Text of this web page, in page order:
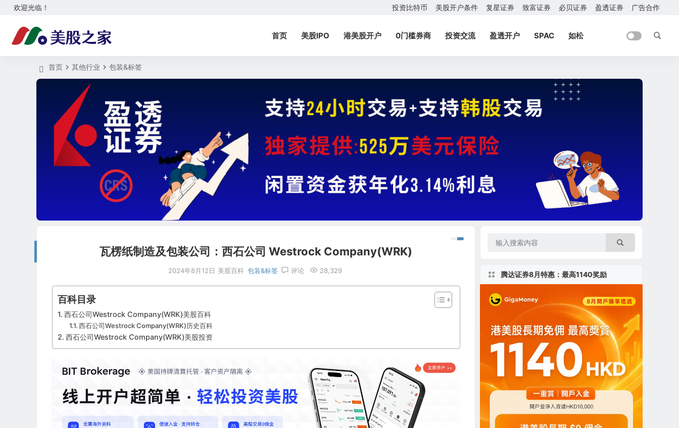
欢迎光临！ 投资比特币 美股开户条件 复星证券 致富证券 必贝证券 盈透证券 广告合作
首页 美股IPO 港美股开户 0门槛券商 投资交流 盈透开户 SPAC 如松
首页 其他行业 包装&标签
瓦楞纸制造及包装公司：西石公司 Westrock Company(WRK)
2024年8月12日 美股百科 包装&标签 评论 28,329
百科目录
西石公司Westrock Company(WRK)美股百科
西石公司Westrock Company(WRK)历史百科
西石公司Westrock Company(WRK)美股投资
腾达证券8月特惠：最高1140奖励